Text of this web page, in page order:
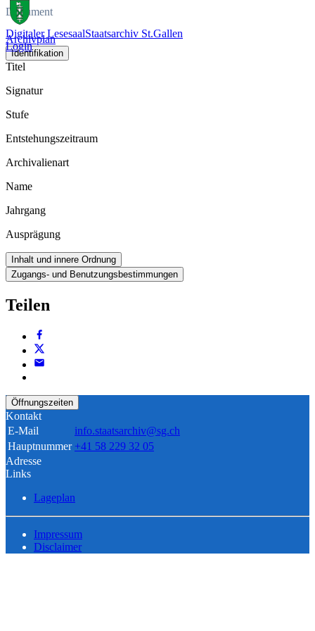
Digitaler LesesaalStaatsarchiv St.Gallen
Login
Dokument
Archivplan
Identifikation
Titel
Signatur
Stufe
Entstehungszeitraum
Archivalienart
Name
Jahrgang
Ausprägung
Inhalt und innere Ordnung
Zugangs- und Benutzungsbestimmungen
Teilen
Öffnungszeiten
Kontakt
E-Mail
info.staatsarchiv@sg.ch
Hauptnummer +41 58 229 32 05
Adresse
Links
Lageplan
Impressum
Disclaimer